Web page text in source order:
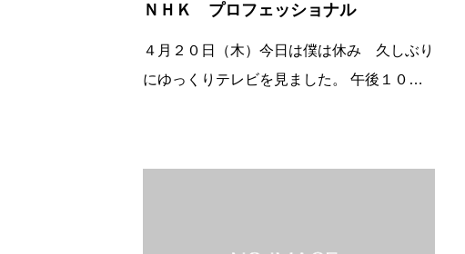
ＮＨＫ プロフェッショナル
４月２０日（木）今日は僕は休み 久しぶり
にゆっくりテレビを見ました。 午後１０
品開発にあたってはプロの中のプロの佐藤さ